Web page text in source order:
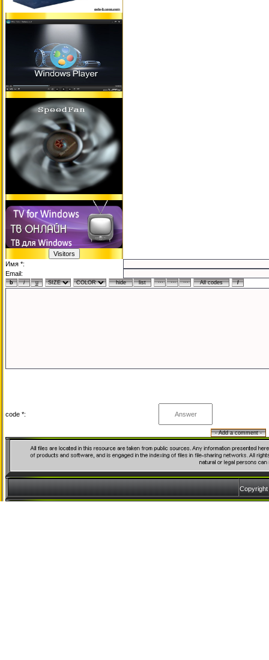
Имя *:
Email:
code *: